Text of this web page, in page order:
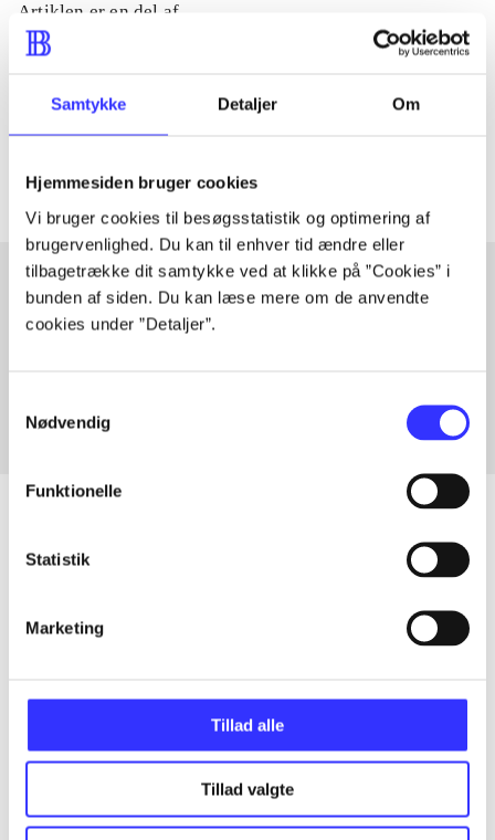
Samtykke Detaljer Om
Hjemmesiden bruger cookies
Vi bruger cookies til besøgsstatistik og optimering af
brugervenlighed. Du kan til enhver tid ændre eller
tilbagetrække dit samtykke ved at klikke på ”Cookies” i
bunden af siden. Du kan læse mere om de anvendte
cookies under ”Detaljer”.
Nødvendig
Funktionelle
Statistik
Marketing
Tillad alle
Tillad valgte
Artiklen er en del af
Tidsskrift
Artiklerne i handler ofte om
Artikler med samme emner
...
...